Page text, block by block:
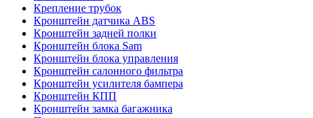
Крепление трубок
Кронштейн датчика ABS
Кронштейн задней полки
Кронштейн блока Sam
Кронштейн блока управления
Кронштейн салонного фильтра
Кронштейн усилителя бампера
Кронштейн КПП
Кронштейн замка багажника